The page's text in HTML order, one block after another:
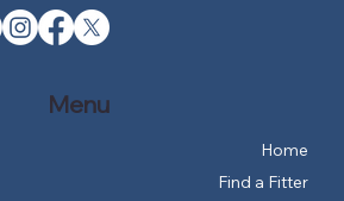
Menu
Home
Find a Fitter